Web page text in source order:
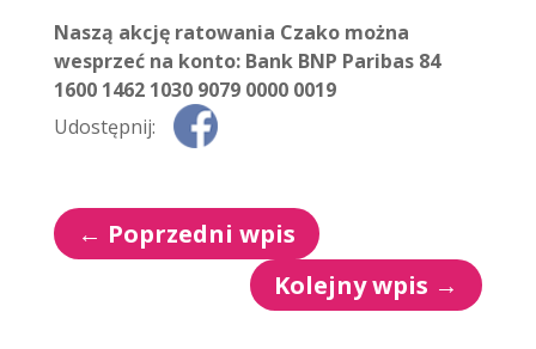
Naszą akcję ratowania Czako można
wesprzeć na konto: Bank BNP Paribas 84
1600 1462 1030 9079 0000 0019
Udostępnij:
← Poprzedni wpis
Kolejny wpis →